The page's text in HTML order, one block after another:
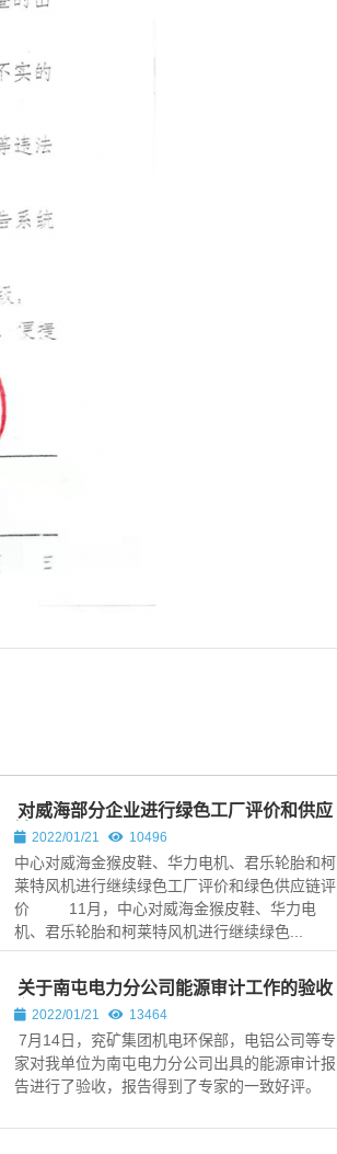
对威海部分企业进行绿色工厂评价和供应
链评价
2022/01/21 10496
中心对威海金猴皮鞋、华力电机、君乐轮胎和柯
莱特风机进行继续绿色工厂评价和绿色供应链评
价 11月，中心对威海金猴皮鞋、华力电
机、君乐轮胎和柯莱特风机进行继续绿色...
关于南屯电力分公司能源审计工作的验收
会2022/01/21 13464
7月14日，兖矿集团机电环保部，电铝公司等专
家对我单位为南屯电力分公司出具的能源审计报
告进行了验收，报告得到了专家的一致好评。